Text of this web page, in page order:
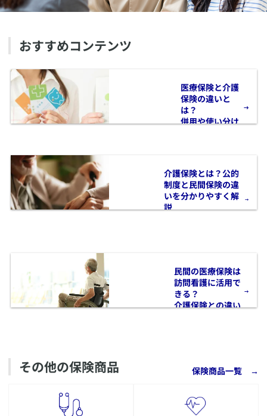
おすすめコンテンツ
​医療保険と介護
保険の違いと
は？
併用や使い分け
​介護保険とは？公的
制度と民間保険の違
いを分かりやすく解
説
​​民間の医療保険は
訪問看護に活用で
きる？
介護保険との違い
その他の保険商品 保険商品一覧 →